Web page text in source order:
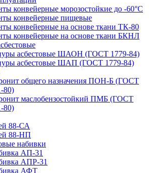
конвейерные морозостойкие до -60°С
конвейерные пищевые
конвейерные на основе ткани ТК-80
конвейерные на основе ткани БКНЛ
асбестовые ШАОН (ГОСТ 1779-84)
асбестовые ШАП (ГОСТ 1779-84)
общего назначения ПОН-Б (ГОСТ
80)
маслобензостойкий ПМБ (ГОСТ
80)
88-СА
88-НП
набивки
АП-31
АПР-31
АФТ